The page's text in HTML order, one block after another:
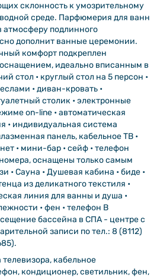
склонность к умозрительному
среде. Парфюмерия для ванн
атмосферу подлинного
дополнит ванные церемонии.
комфорт подкреплен
идеально вписанным в
стол • круглый стол на 5 персон •
• диван-кровать •
столик • электронные
on-line • автоматическая
• индивидуальная система
панель, кабельное ТВ •
• мини-бар • сейф • телефон
оснащены только самым
• Сауна • Душевая кабина • биде •
из деликатного текстиля •
линия для ванны и душа •
• фен • телефон В
бассейна в СПА - центре с
записи по тел.: 8 (8112)
кабельное
кондиционер, светильник, фен,